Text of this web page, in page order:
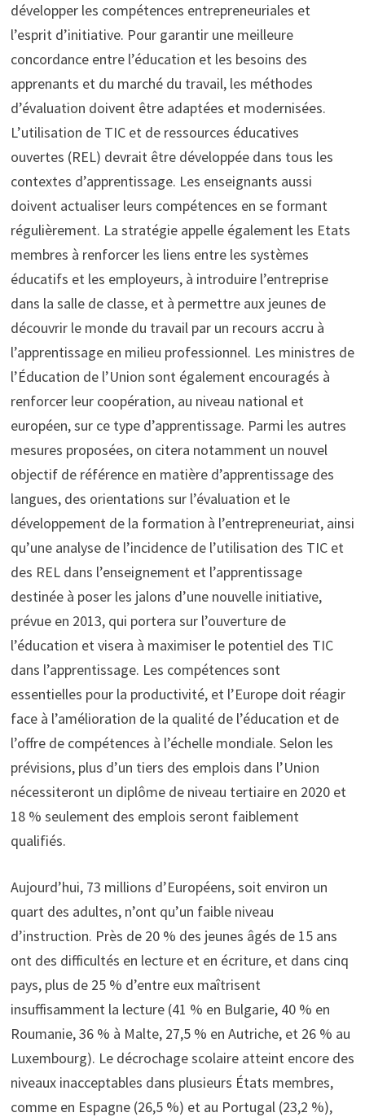
développer les compétences entrepreneuriales et
l’esprit d’initiative. Pour garantir une meilleure
concordance entre l’éducation et les besoins des
apprenants et du marché du travail, les méthodes
d’évaluation doivent être adaptées et modernisées.
L’utilisation de TIC et de ressources éducatives
ouvertes (REL) devrait être développée dans tous les
contextes d’apprentissage. Les enseignants aussi
doivent actualiser leurs compétences en se formant
régulièrement. La stratégie appelle également les Etats
membres à renforcer les liens entre les systèmes
éducatifs et les employeurs, à introduire l’entreprise
dans la salle de classe, et à permettre aux jeunes de
découvrir le monde du travail par un recours accru à
l’apprentissage en milieu professionnel. Les ministres de
l’Éducation de l’Union sont également encouragés à
renforcer leur coopération, au niveau national et
européen, sur ce type d’apprentissage. Parmi les autres
mesures proposées, on citera notamment un nouvel
objectif de référence en matière d’apprentissage des
langues, des orientations sur l’évaluation et le
développement de la formation à l’entrepreneuriat, ainsi
qu’une analyse de l’incidence de l’utilisation des TIC et
des REL dans l’enseignement et l’apprentissage
destinée à poser les jalons d’une nouvelle initiative,
prévue en 2013, qui portera sur l’ouverture de
l’éducation et visera à maximiser le potentiel des TIC
dans l’apprentissage. Les compétences sont
essentielles pour la productivité, et l’Europe doit réagir
face à l’amélioration de la qualité de l’éducation et de
l’offre de compétences à l’échelle mondiale. Selon les
prévisions, plus d’un tiers des emplois dans l’Union
nécessiteront un diplôme de niveau tertiaire en 2020 et
18 % seulement des emplois seront faiblement
qualifiés.
Aujourd’hui, 73 millions d’Européens, soit environ un
quart des adultes, n’ont qu’un faible niveau
d’instruction. Près de 20 % des jeunes âgés de 15 ans
ont des difficultés en lecture et en écriture, et dans cinq
pays, plus de 25 % d’entre eux maîtrisent
insuffisamment la lecture (41 % en Bulgarie, 40 % en
Roumanie, 36 % à Malte, 27,5 % en Autriche, et 26 % au
Luxembourg). Le décrochage scolaire atteint encore des
niveaux inacceptables dans plusieurs États membres,
comme en Espagne (26,5 %) et au Portugal (23,2 %),